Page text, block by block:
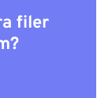
filer